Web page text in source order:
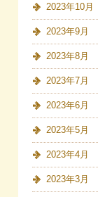
2023年10月
2023年9月
2023年8月
2023年7月
2023年6月
2023年5月
2023年4月
2023年3月